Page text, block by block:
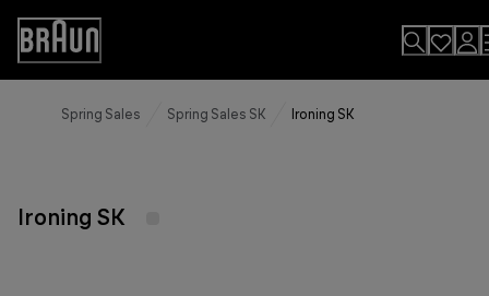
Skip
Content
Accessibility
Statement
Spring Sales Spring Sales SK Ironing SK
Ironing SK